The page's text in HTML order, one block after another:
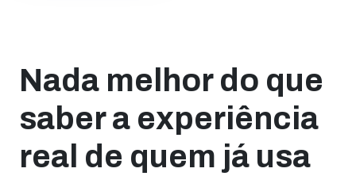
Nada melhor do que
saber a experiência
real de quem já usa